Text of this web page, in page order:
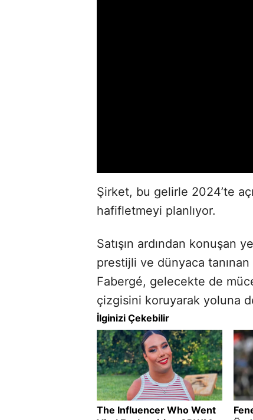
Şirket, bu gelirle 2024’te
hafifletmeyi planlıyor.
Satışın ardından konuşan
prestijli ve dünyaca
Fabergé, gelecekte de
çizgisini koruyarak yoluna